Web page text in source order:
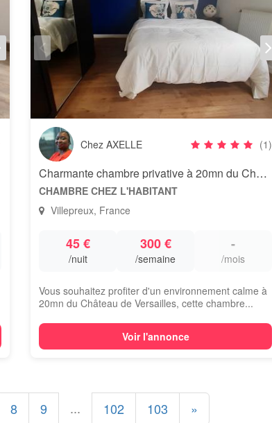
Chez AXELLE (1)
Charmante chambre privative à 20mn du Château de Versailles
CHAMBRE CHEZ L'HABITANT
Villepreux, France
45 €
/nuit
300 €
/semaine
-
/mois
Vous souhaitez profiter d'un environnement calme à
20mn du Château de Versailles, cette chambre...
Voir l'annonce
8 9 ... 102 103 »